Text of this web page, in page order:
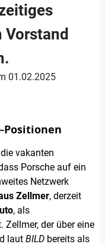
01.02.2025
Positionen
vakanten
Porsche auf ein
Netzwerk
Zellmer, derzeit
, als
der über eine
laut BILD bereits als